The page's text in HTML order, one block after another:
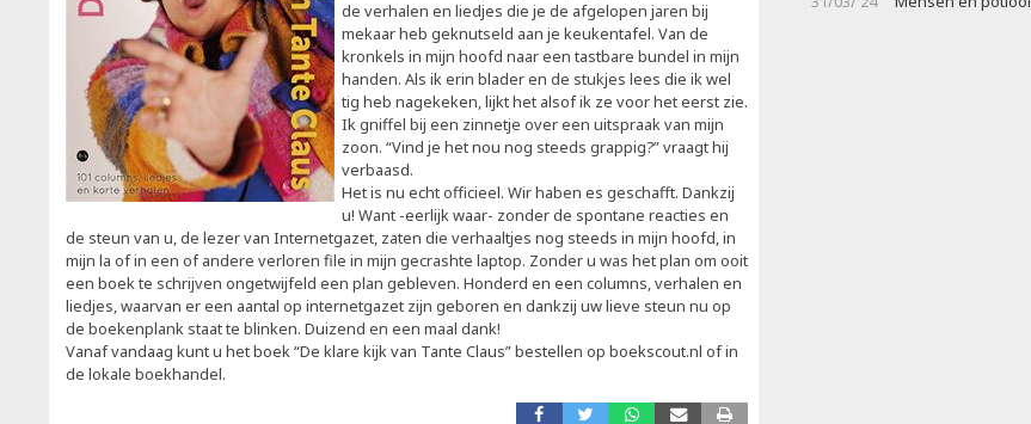
de verhalen en liedjes die je de afgelopen jaren bij
mekaar heb geknutseld aan je keukentafel. Van de
kronkels in mijn hoofd naar een tastbare bundel in mijn
handen. Als ik erin blader en de stukjes lees die ik wel
tig heb nagekeken, lijkt het alsof ik ze voor het eerst zie.
Ik gniffel bij een zinnetje over een uitspraak van mijn
zoon. “Vind je het nou nog steeds grappig?” vraagt hij
verbaasd.
Het is nu echt officieel. Wir haben es geschafft. Dankzij
u! Want -eerlijk waar- zonder de spontane reacties en
de steun van u, de lezer van Internetgazet, zaten die verhaaltjes nog steeds in mijn hoofd, in
mijn la of in een of andere verloren file in mijn gecrashte laptop. Zonder u was het plan om ooit
een boek te schrijven ongetwijfeld een plan gebleven. Honderd en een columns, verhalen en
liedjes, waarvan er een aantal op internetgazet zijn geboren en dankzij uw lieve steun nu op
de boekenplank staat te blinken. Duizend en een maal dank!
Vanaf vandaag kunt u het boek “De klare kijk van Tante Claus” bestellen op boekscout.nl of in
de lokale boekhandel.